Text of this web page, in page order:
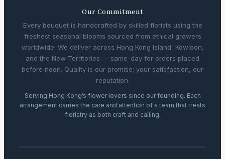
Our Commitment
Every bouquet is handcrafted by skilled florists using the
freshest seasonal blooms sourced from ethical growers
worldwide. We deliver across Hong Kong Island, Kowloon,
and the New Territories — same-day for orders placed
before noon. Quality is our promise; your satisfaction, our
reputation.
Serving Hong Kong’s flower lovers since our founding. Each
arrangement carries the care and attention of a team that treats
floristry as both craft and calling.